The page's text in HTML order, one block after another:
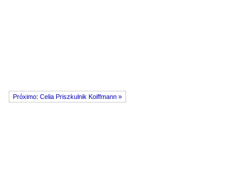
Próximo: Celia Priszkulnik Koiffmann »